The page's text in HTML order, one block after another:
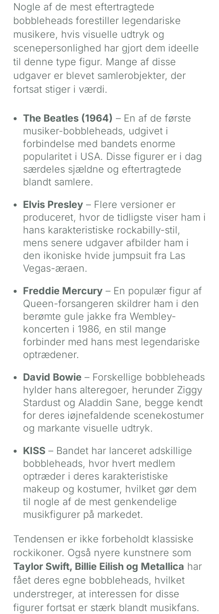
Nogle af de mest eftertragtede
bobbleheads forestiller legendariske
musikere, hvis visuelle udtryk og
scenepersonlighed har gjort dem ideelle
til denne type figur. Mange af disse
udgaver er blevet samlerobjekter, der
fortsat stiger i værdi.
The Beatles (1964) – En af de første
musiker-bobbleheads, udgivet i
forbindelse med bandets enorme
popularitet i USA. Disse figurer er i dag
særdeles sjældne og eftertragtede
blandt samlere.
Elvis Presley– Flere versioner er
produceret, hvor de tidligste viser ham i
hans karakteristiske rockabilly-stil,
mens senere udgaver afbilder ham i
den ikoniske hvide jumpsuit fra Las
Vegas-æraen.
Freddie Mercury– En populær figur af
Queen-forsangeren skildrer ham i den
berømte gule jakke fra Wembley-
koncerten i 1986, en stil mange
forbinder med hans mest legendariske
optrædener.
David Bowie– Forskellige bobbleheads
hylder hans alteregoer, herunder Ziggy
Stardust og Aladdin Sane, begge kendt
for deres iøjnefaldende scenekostumer
og markante visuelle udtryk.
KISS– Bandet har lanceret adskillige
bobbleheads, hvor hvert medlem
optræder i deres karakteristiske
makeup og kostumer, hvilket gør dem
til nogle af de mest genkendelige
musikfigurer på markedet.
Tendensen er ikke forbeholdt klassiske
rockikoner. Også nyere kunstnere som
Taylor Swift, Billie Eilish og Metallica har
fået deres egne bobbleheads, hvilket
understreger, at interessen for disse
figurer fortsat er stærk blandt musikfans.